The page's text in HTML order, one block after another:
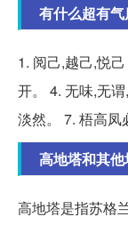
有什么超有
1. 阅己,越己,悦
开。 4. 无味,无
淡然。 7. 梧高凤
高地塔和其
高地塔是指苏格